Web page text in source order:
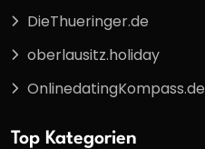
DieThueringer.de
oberlausitz.holiday
OnlinedatingKompass.de
Top Kategorien